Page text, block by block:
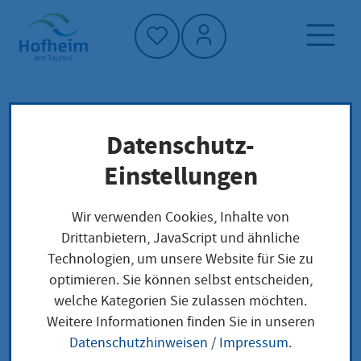
Startseite"
Dienstleistung-Finder
Lokale Anliegen
Ausfuhr (Verbringung) von "grünen" Abfällen
zur Verwertung innerhalb der EU
Ausfuhr (Verbringung)
von "grünen" Abfällen
Datenschutz-
Einstellungen
Wir verwenden Cookies, Inhalte von
Drittanbietern, JavaScript und ähnliche
Technologien, um unsere Website für Sie zu
optimieren. Sie können selbst entscheiden,
welche Kategorien Sie zulassen möchten.
Weitere Informationen finden Sie in unseren
Datenschutzhinweisen / Impressum.